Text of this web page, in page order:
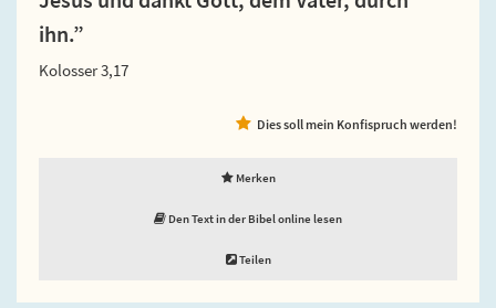
ihn.”
Kolosser 3,17
Dies soll mein Konfispruch werden!
Merken
Den Text in der Bibel online lesen
Teilen